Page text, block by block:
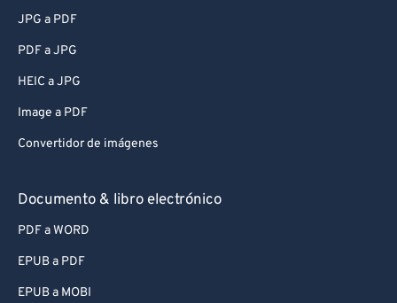
JPG a PDF
PDF a JPG
HEIC a JPG
Image a PDF
Convertidor de imágenes
Documento & libro electrónico
PDF a WORD
EPUB a PDF
EPUB a MOBI